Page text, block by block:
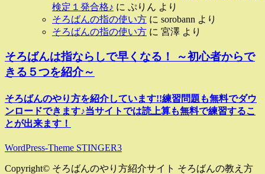
検定１発合格♪ に ぷりん より
そろばんの指の使い方 に sorobann より
そろばんの指の使い方 に 宮澤 より
そろばんは指ならしで早くなる！ ～初心者からで
きる５つを紹介～
そろばんのやり方を紹介しています!!練習問題も無料でダウ
ンロードできます♪当サイトでは読上算も無料で練習するこ
とが出来ます！
WordPress-Theme STINGER3
Copyright© そろばんのやり方紹介サイト そろばんの教え方